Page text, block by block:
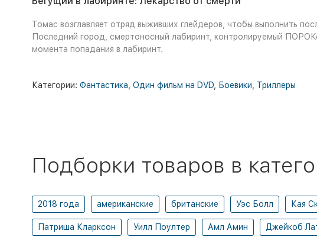
Томас возглавляет отряд выживших глейдеров, чтобы выполнить
Последний город, смертоносный лабиринт, контролируемый
момента попадания в лабиринт.
Категории: Фантастика Один фильм на DVD, Боевики Триллеры
Подборки товаров в
2018 года американские британские Уэс Болл Кая
Патриша Кларксон Уилл Поултер Амл Амин Джейкоб